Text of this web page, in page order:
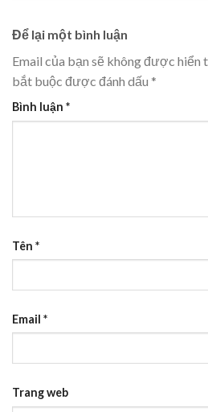
Để lại một bình luận
Email của bạn sẽ không được hiển
bắt buộc được đánh dấu *
Bình luận *
Tên *
Email *
Trang web